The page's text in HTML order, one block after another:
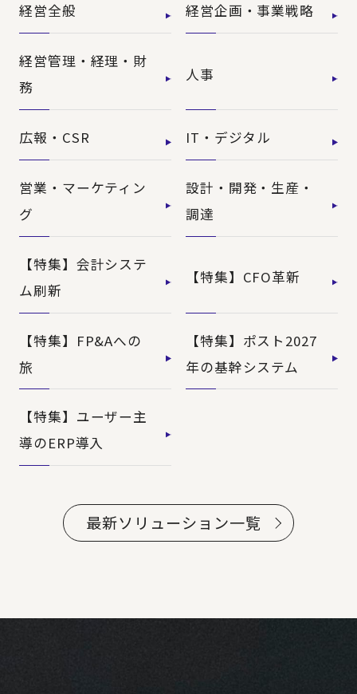
経営全般 経営企画・事業戦略
経営管理・経理・財
務
人事
広報・CSR IT・デジタル
営業・マーケティン
グ
設計・開発・生産・
調達
【特集】会計システ
ム刷新
【特集】CFO革新
【特集】FP&Aへの
旅
【特集】ポスト2027
年の基幹システム
【特集】ユーザー主
導のERP導入
最新ソリューション一覧